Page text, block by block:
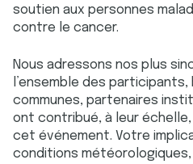
soutien aux personnes
contre le cancer.
Nous adressons nos plus
l’ensemble des
communes, partenaires
ont contribué, à leur
cet événement. Votre
conditions météorologiques,